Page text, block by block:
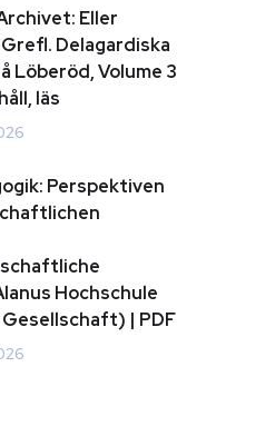
Eller
Delagardiska
Löberöd, Volume 3
läs
Perspektiven
Hochschule
| PDF